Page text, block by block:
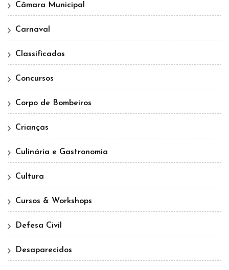
Câmara Municipal
Carnaval
Classificados
Concursos
Corpo de Bombeiros
Crianças
Culinária e Gastronomia
Cultura
Cursos & Workshops
Defesa Civil
Desaparecidos